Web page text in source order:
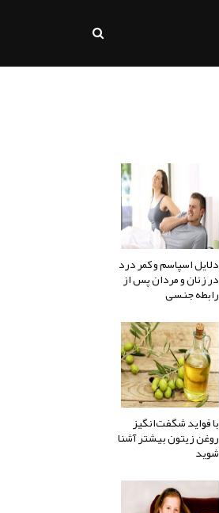
دلایل اسپاسم و کمر درد
در زنان و مردان پس از
رابطه جنسی
با فواید شگفت‌انگیز
روغن زیتون بیشتر آشنا
شوید